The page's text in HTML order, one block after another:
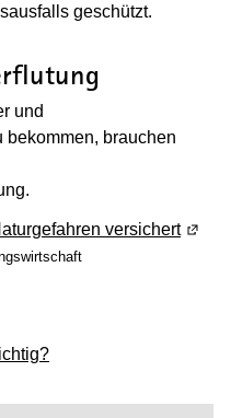
geschützt.
und
bekommen, brauchen
ver­si­chert(Wird